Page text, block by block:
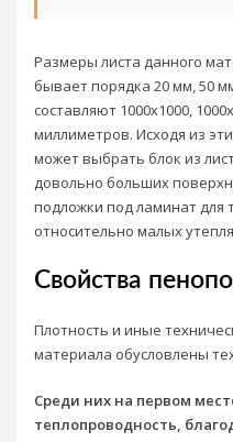
Размеры листа данного
бывает порядка 20 мм, 50
составляют 1000х1000,
миллиметров. Исходя из
может выбрать блок из
довольно больших
подложки под ламинат для
относительно малых
Свойства
Плотность и иные
материала обусловлены
Среди них на первом
теплопроводность,